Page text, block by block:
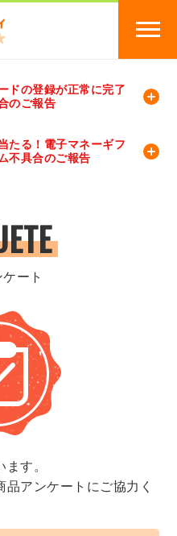
ドの登録が正常に完了
のご報告
たる！電子マネーギフ
不具合のご報告
ート
す。
アンケートにご協力く